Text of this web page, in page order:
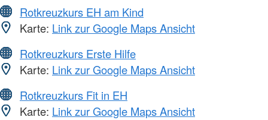
Rotkreuzkurs EH am Kind
Karte: Link zur Google Maps Ansicht
Rotkreuzkurs Erste Hilfe
Karte: Link zur Google Maps Ansicht
Rotkreuzkurs Fit in EH
Karte: Link zur Google Maps Ansicht